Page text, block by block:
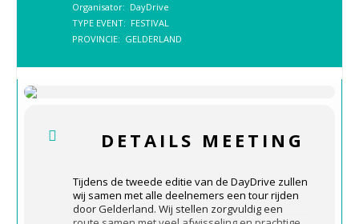
Organisator: DayDrive
TYPE EVENT: FESTIVAL
PROVINCIE: GELDERLAND
DETAILS MEETING
Tijdens de tweede editie van de DayDrive zullen
wij samen met alle deelnemers een tour rijden
door Gelderland. Wij stellen zorgvuldig een